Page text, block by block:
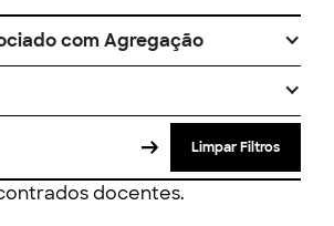
com Agregação
Limpar Filtros
docentes.